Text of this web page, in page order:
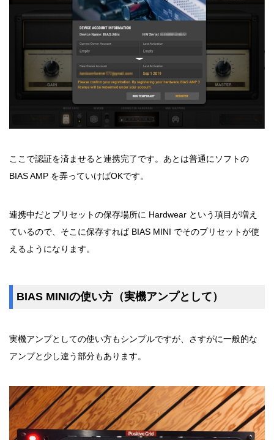
ここで認証を済ませると連携完了です。あとは普通にソフトの
BIAS AMP を弄っていけばOKです。
連携中だとプリセットの保存場所に Hardwear という項目が増え
ているので、そこに保存すれば BIAS MINI でそのプリセットが使
えるようになります。
BIAS MINIの使い方（実機アンプとして）
実機アンプとしての使い方もシンプルですが、さすがに一般的な
アンプと少し違う部分もあります。